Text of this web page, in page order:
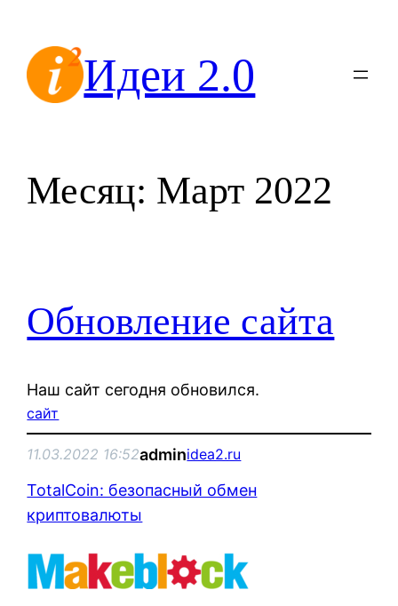
содержимомуИдеи 2.0
Месяц: Март 2022
Обновление сайта
Наш сайт сегодня обновился.
сайт
11.03.2022 16:52adminidea2.ru
TotalCoin: безопасный обмен
криптовалюты